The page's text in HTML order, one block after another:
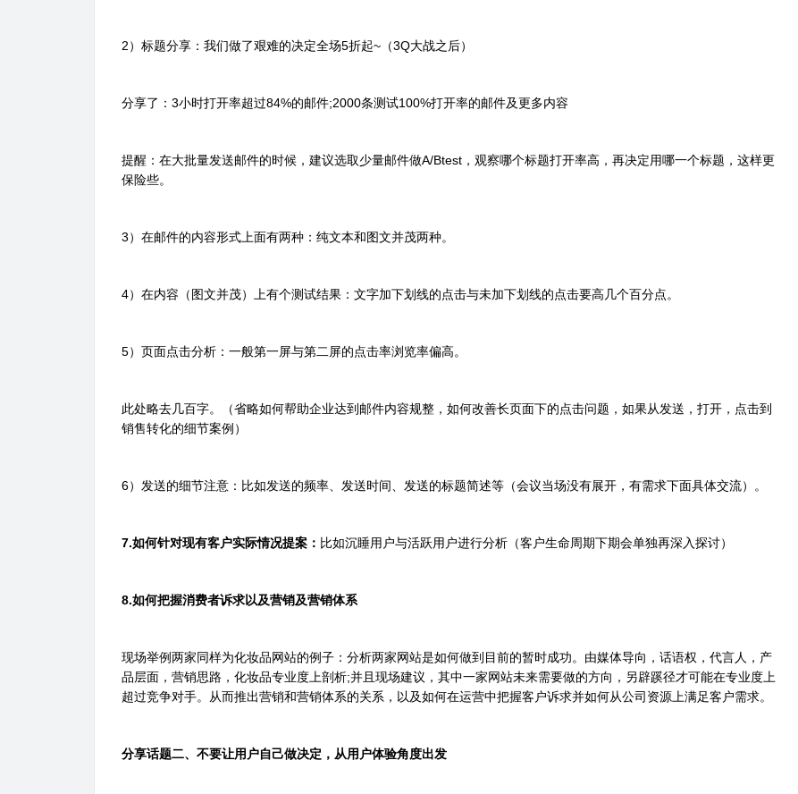
2）标题分享：我们做了艰难的决定全场5折起~（3Q大战之后）
分享了：3小时打开率超过84%的邮件;2000条测试100%打开率的邮件及更多内容
提醒：在大批量发送邮件的时候，建议选取少量邮件做A/Btest，观察哪个标题打开率高，再决定用哪一个标题，这样更
保险些。
3）在邮件的内容形式上面有两种：纯文本和图文并茂两种。
4）在内容（图文并茂）上有个测试结果：文字加下划线的点击与未加下划线的点击要高几个百分点。
5）页面点击分析：一般第一屏与第二屏的点击率浏览率偏高。
此处略去几百字。（省略如何帮助企业达到邮件内容规整，如何改善长页面下的点击问题，如果从发送，打开，点击到
销售转化的细节案例）
6）发送的细节注意：比如发送的频率、发送时间、发送的标题简述等（会议当场没有展开，有需求下面具体交流）。
7.如何针对现有客户实际情况提案： 比如沉睡用户与活跃用户进行分析（客户生命周期下期会单独再深入探讨）
8.如何把握消费者诉求以及营销及营销体系
现场举例两家同样为化妆品网站的例子：分析两家网站是如何做到目前的暂时成功。由媒体导向，话语权，代言人，产
品层面，营销思路，化妆品专业度上剖析;并且现场建议，其中一家网站未来需要做的方向，另辟蹊径才可能在专业度上
超过竞争对手。从而推出营销和营销体系的关系，以及如何在运营中把握客户诉求并如何从公司资源上满足客户需求。
分享话题二、不要让用户自己做决定，从用户体验角度出发